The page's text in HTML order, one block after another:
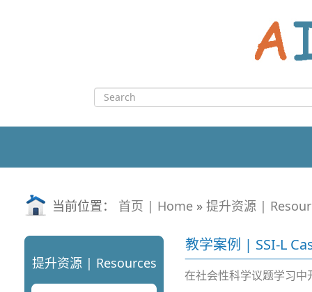
当前位置： 首页 | Home » 提升资源 |
提升资源 | Resources
教学案例 | SSI-L
在社会性科学议题学习